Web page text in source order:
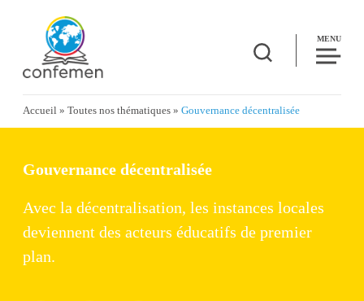
MENU
Accueil » Toutes nos thématiques » Gouvernance décentralisée
Gouvernance décentralisée
Avec la décentralisation, les instances locales
deviennent des acteurs éducatifs de premier
plan.